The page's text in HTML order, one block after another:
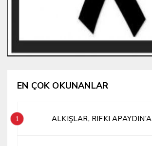
EN ÇOK OKUNANLAR
1 ALKIŞLAR, RIFKI APAYDIN’A